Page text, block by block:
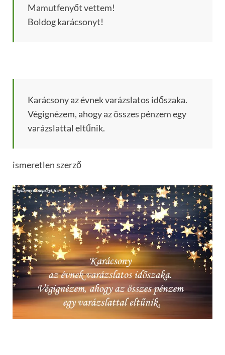
Mamutfenyőt vettem!
Boldog karácsonyt!
Karácsony az évnek varázslatos időszaka.
Végignézem, ahogy az összes pénzem egy
varázslattal eltűnik.
ismeretlen szerző